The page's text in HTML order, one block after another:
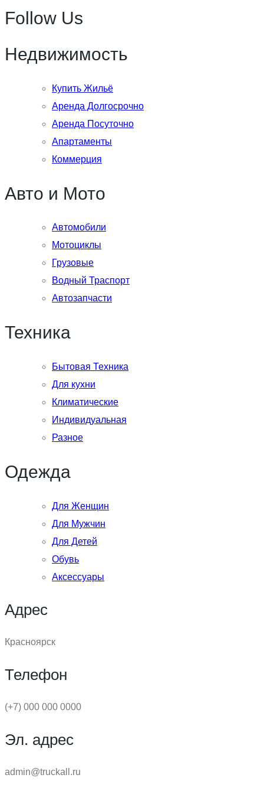
Follow Us
Недвижимость
Купить Жильё
Аренда Долгосрочно
Аренда Посуточно
Апартаменты
Коммерция
Авто и Мото
Автомобили
Мотоциклы
Грузовые
Водный Траспорт
Автозапчасти
Техника
Бытовая Техника
Для кухни
Климатические
Индивидуальная
Разное
Одежда
Для Женщин
Для Мужчин
Для Детей
Обувь
Аксессуары
Адрес
Красноярск
Телефон
(+7) 000 000 0000
Эл. адрес
admin@truckall.ru